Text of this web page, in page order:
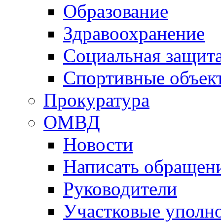
Образование
Здравоохранение
Социальная
Спортивные
Прокуратура
ОМВД
Новости
Написать
Руководители
Участковые